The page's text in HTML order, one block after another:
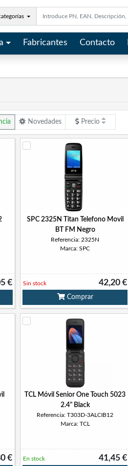
Fabricantes Contacto
Novedades Precio
€
SPC 2325N Titan Telefono Movil
BT FM Negro
Referencia: 2325N
Marca: SPC
42,20 €
Sin stock
Comprar
€
TCL Móvil Senior One Touch 5023
2.4" Black
Referencia: T303D-3ALCIB12
Marca: TCL
41,45 €
En stock